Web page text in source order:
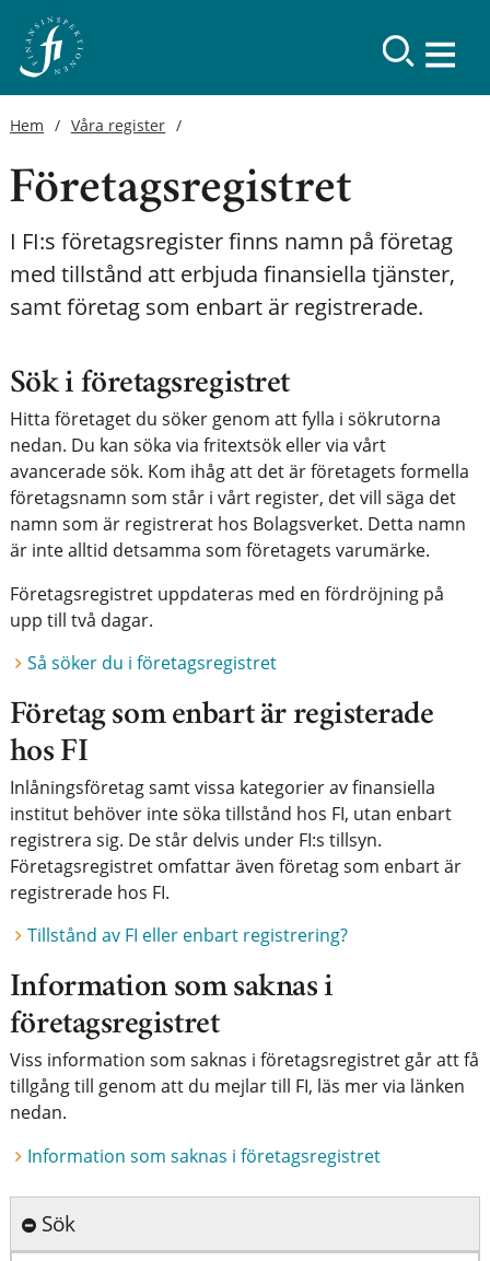
Hem Våra register
Företagsregistret
I FI:s företagsregister finns namn på företag
med tillstånd att erbjuda finansiella tjänster,
samt företag som enbart är registrerade.
Sök i företagsregistret
Hitta företaget du söker genom att fylla i sökrutorna
nedan. Du kan söka via fritextsök eller via vårt
avancerade sök. Kom ihåg att det är företagets formella
företagsnamn som står i vårt register, det vill säga det
namn som är registrerat hos Bolagsverket. Detta namn
är inte alltid detsamma som företagets varumärke.
Företagsregistret uppdateras med en fördröjning på
upp till två dagar.
Så söker du i företagsregistret
Företag som enbart är registerade
hos FI
Inlåningsföretag samt vissa kategorier av finansiella
institut behöver inte söka tillstånd hos FI, utan enbart
registrera sig. De står delvis under FI:s tillsyn.
Företagsregistret omfattar även företag som enbart är
registrerade hos FI.
Tillstånd av FI eller enbart registrering?
Information som saknas i
företagsregistret
Viss information som saknas i företagsregistret går att få
tillgång till genom att du mejlar till FI, läs mer via länken
nedan.
Information som saknas i företagsregistret
Sök